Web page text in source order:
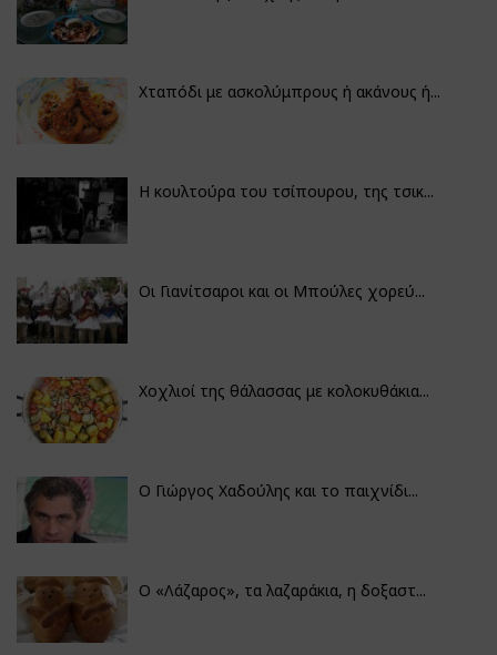
Χταπόδι με ασκολύμπρους ή ακάνους ή...
Η κουλτούρα του τσίπουρου, της τσικ...
Οι Γιανίτσαροι και οι Μπούλες χορεύ...
Χοχλιοί της θάλασσας με κολοκυθάκια...
Ο Γιώργος Χαδούλης και το παιχνίδι...
Ο «Λάζαρος», τα λαζαράκια, η δοξαστ...